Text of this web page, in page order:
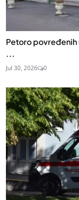
Petoro povređenih
...
Jul 30, 2026 0